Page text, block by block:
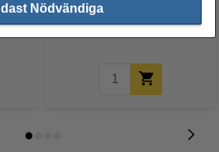
Nödvändiga